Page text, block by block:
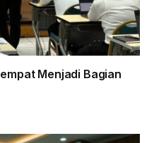
Menjadi Bagian